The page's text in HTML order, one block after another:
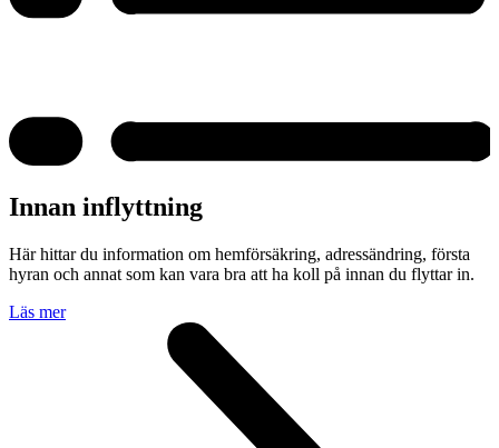
Innan inflyttning
Här hittar du information om hemförsäkring, adressändring, första
hyran och annat som kan vara bra att ha koll på innan du flyttar in.
Läs mer